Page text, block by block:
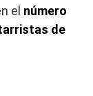
el número
de